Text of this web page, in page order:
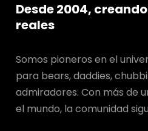
Desde 2004,
reales
Somos pioneros en el
para bears, daddies,
admiradores. Con más de
el mundo, la comunidad